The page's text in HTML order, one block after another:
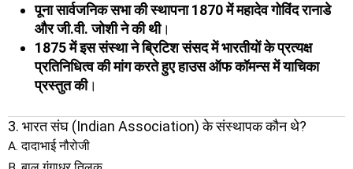
पूना सार्वजनिक सभा की स्थापना 1870 में महादेव गोविंद रानाडे
और जी.वी. जोशी ने की थी।
1875 में इस संस्था ने ब्रिटिश संसद में भारतीयों के प्रत्यक्ष
प्रतिनिधित्व की मांग करते हुए हाउस ऑफ कॉमन्स में याचिका
प्रस्तुत की।
3. भारत संघ (Indian Association) के संस्थापक कौन थे?
A. दादाभाई नौरोजी